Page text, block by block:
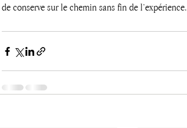
de conserve sur le chemin sans fin de l’expérience.